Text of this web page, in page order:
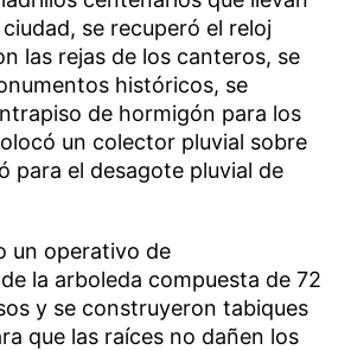
se recuperó el reloj
las rejas de los canteros, se
históricos, se
de hormigón para los
un colector pluvial sobre
para el desagote pluvial de
un operativo de
la arboleda compuesta de 72
y se construyeron tabiques
que las raíces no dañen los